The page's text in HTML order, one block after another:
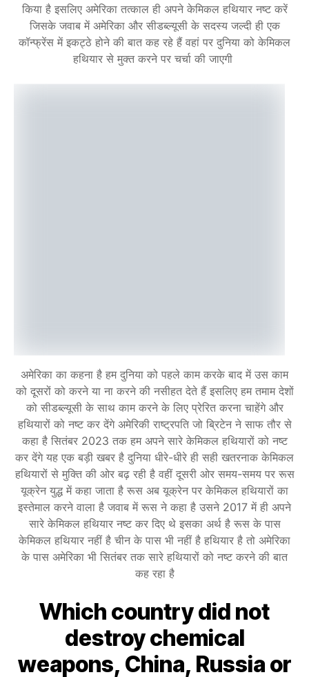
किया है इसलिए अमेरिका तत्काल ही अपने केमिकल हथियार नष्ट करें
जिसके जवाब में अमेरिका और सीडब्ल्यूसी के सदस्य जल्दी ही एक
कॉन्फ्रेंस में इकट्ठे होने की बात कह रहे हैं वहां पर दुनिया को केमिकल
हथियार से मुक्त करने पर चर्चा की जाएगी
अमेरिका का कहना है हम दुनिया को पहले काम करके बाद में उस काम
को दूसरों को करने या ना करने की नसीहत देते हैं इसलिए हम तमाम देशों
को सीडब्ल्यूसी के साथ काम करने के लिए प्रेरित करना चाहेंगे और
हथियारों को नष्ट कर देंगे अमेरिकी राष्ट्रपति जो ब्रिटेन ने साफ तौर से
कहा है सितंबर 2023 तक हम अपने सारे केमिकल हथियारों को नष्ट
कर देंगे यह एक बड़ी खबर है दुनिया धीरे-धीरे ही सही खतरनाक केमिकल
हथियारों से मुक्ति की ओर बढ़ रही है वहीं दूसरी ओर समय-समय पर रूस
यूक्रेन युद्ध में कहा जाता है रूस अब यूक्रेन पर केमिकल हथियारों का
इस्तेमाल करने वाला है जवाब में रूस ने कहा है उसने 2017 में ही अपने
सारे केमिकल हथियार नष्ट कर दिए थे इसका अर्थ है रूस के पास
केमिकल हथियार नहीं है चीन के पास भी नहीं है हथियार है तो अमेरिका
के पास अमेरिका भी सितंबर तक सारे हथियारों को नष्ट करने की बात
कह रहा है
Which country did not
destroy chemical
weapons, China, Russia or